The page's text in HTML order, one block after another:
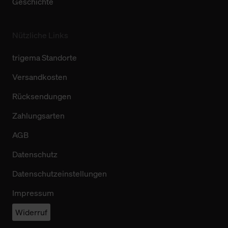
trigema Standorte
Versandkosten
Rücksendungen
Zahlungsarten
AGB
Datenschutz
Datenschutzeinstellungen
Impressum
Widerruf